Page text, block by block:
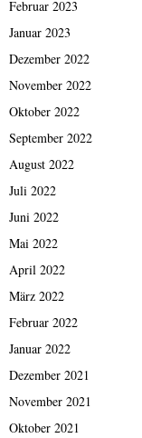
Februar 2023
Januar 2023
Dezember 2022
November 2022
Oktober 2022
September 2022
August 2022
Juli 2022
Juni 2022
Mai 2022
April 2022
März 2022
Februar 2022
Januar 2022
Dezember 2021
November 2021
Oktober 2021